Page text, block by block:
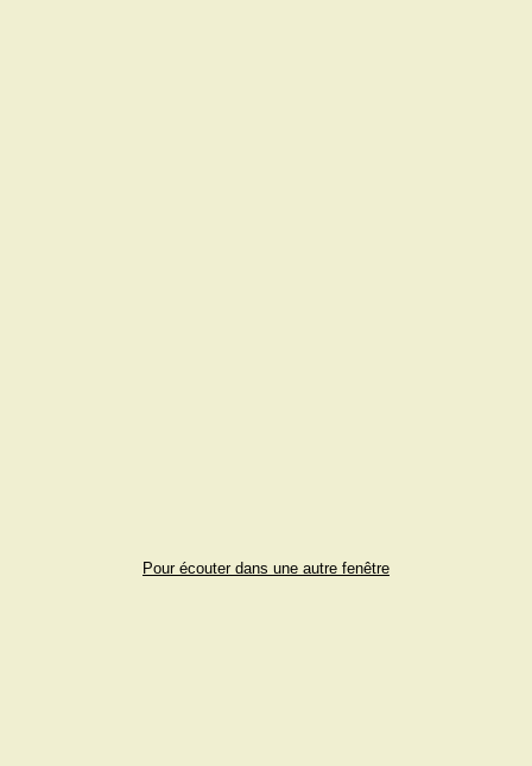
Pour écouter dans une autre fenêtre